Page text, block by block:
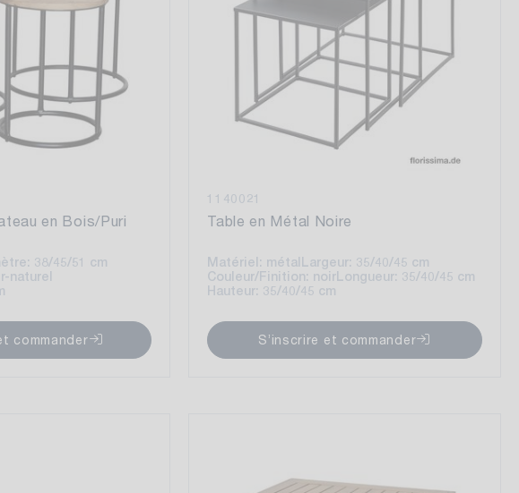
en Bois/Puri
38/45/51 cm
naturel
commander
1140021
Table en Métal Noire
Matériel: métal
Largeur: 35/40/45 cm
Couleur/Finition: noir Longueur: 35/40/45 cm
Hauteur: 35/40/45 cm
S’inscrire et commander